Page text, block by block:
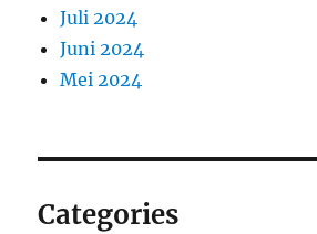
Juli 2024
Juni 2024
Mei 2024
Categories